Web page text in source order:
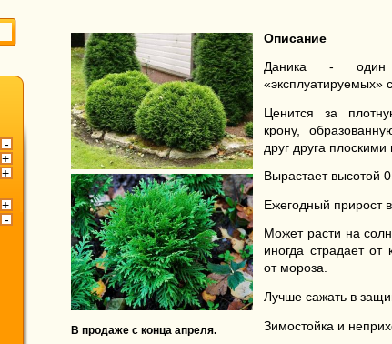
В продаже с конца апреля.
Описание
Даника - один
«эксплуатируемых»
Ценится за
крону,
друг друга плоскими
Вырастает высотой
Ежегодный прирост
Может расти на
иногда страдает
от мороза.
Лучше сажать в
Зимостойка и